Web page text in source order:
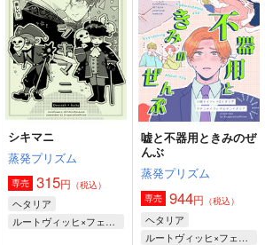
1,257円（税込）
ルートヴィッヒ×フェリシアーノ
サンプル
作品詳細
770円（税込）
ロヴィーノ×ギルベルト
サンプル
作品詳細
シキマニ
蒸発プリズム
専売 315円 （税込）
ヘタリア
ルートヴィッヒ×フェリシアーノ
嘘と不器用ときみのぜ
んぶ
蒸発プリズム
専売 944円 （税込）
ヘタリア
ルートヴィッヒ×フェリシアーノ